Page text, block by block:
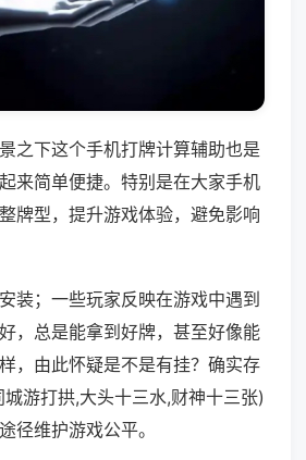
之下这个手机打牌计算辅助也是
来简单便捷。特别是在大家手机
牌型，提升游戏体验，避免影响
装；一些玩家反映在游戏中遇到
，总是能拿到好牌，甚至好像能
，由此怀疑是不是有挂？确实存
游打拱,大头十三水,财神十三张)
径维护游戏公平。